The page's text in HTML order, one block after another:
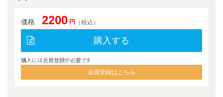
価格 2200 円 （税込）
購入する
購入には会員登録が必要です
会員登録はこちら